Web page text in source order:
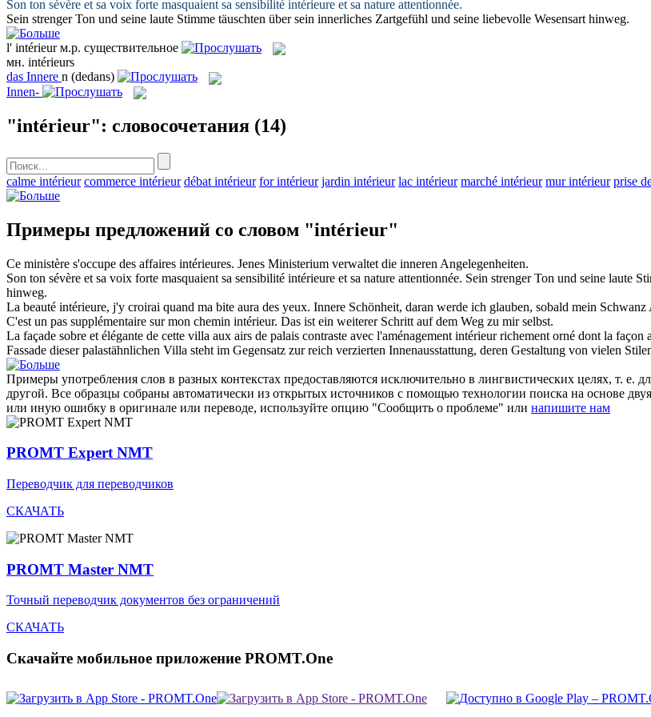
Son ton sévère et sa voix forte masquaient sa sensibilité intérieure et sa nature attentionnée.
Sein strenger Ton und seine laute Stimme täuschten über sein innerliches Zartgefühl und seine liebevolle Wesensart hinweg.
l' intérieur м.р. существительное
мн. intérieurs
das Innere n (dedans)
Innen-
"intérieur": словосочетания (14)
calme intérieur commerce intérieur débat intérieur for intérieur jardin intérieur lac intérieur marché intérieur mur intérieur prise
Примеры предложений со словом "intérieur"
Ce ministère s'occupe des affaires intérieures. Jenes Ministerium verwaltet die inneren Angelegenheiten.
Son ton sévère et sa voix forte masquaient sa sensibilité intérieure et sa nature attentionnée. Sein strenger Ton und seine laute
hinweg.
La beauté intérieure, j'y croirai quand ma bite aura des yeux. Innere Schönheit, daran werde ich glauben, sobald mein Schwanz
C'est un pas supplémentaire sur mon chemin intérieur. Das ist ein weiterer Schritt auf dem Weg zu mir selbst.
La façade sobre et élégante de cette villa aux airs de palais contraste avec l'aménagement intérieurrichement orné dont la façon
Fassade dieser palastähnlichen Villa steht im Gegensatz zur reich verzierten Innenausstattung, deren Gestaltung von vielen
Примеры употребления слов в разных контекстах предоставляются исключительно в лингвистических целях, т. е.
другой. Все образцы собраны автоматически из открытых источников с помощью технологии поиска на основе
или иную ошибку в оригинале или переводе, используйте опцию "Сообщить о проблеме" или напишите нам
PROMT Expert NMT
Переводчик для переводчиков
СКАЧАТЬ
PROMT Master NMT
Точный переводчик документов без ограничений
СКАЧАТЬ
Скачайте мобильное приложение PROMT.One